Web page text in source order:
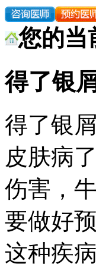
您的当
得了银
得了银
皮肤病
伤害，
要做好
这种疾